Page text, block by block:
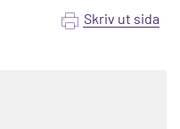
Skriv ut sida